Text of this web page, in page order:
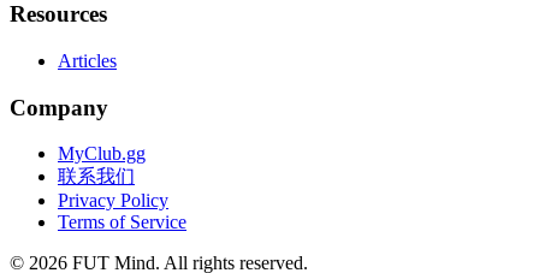
Resources
Articles
Company
MyClub.gg
联系我们
Privacy Policy
Terms of Service
© 2026 FUT Mind. All rights reserved.